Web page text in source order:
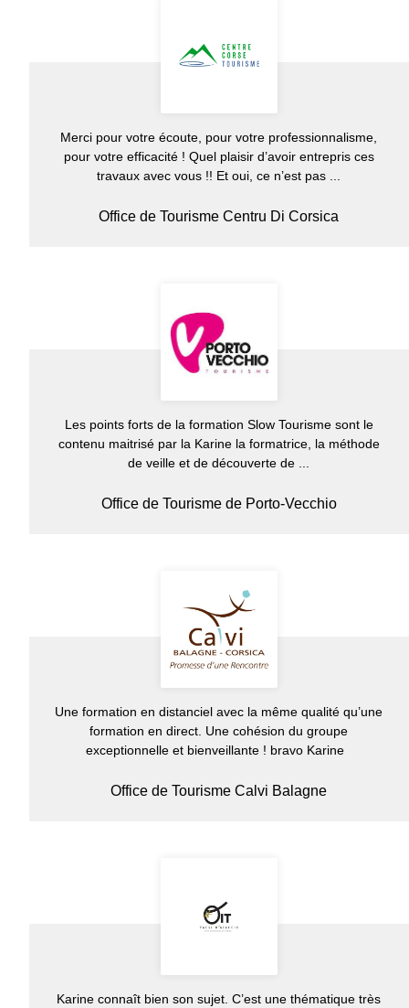
Merci pour votre écoute, pour votre professionnalisme,
pour votre efficacité ! Quel plaisir d’avoir entrepris ces
travaux avec vous !! Et oui, ce n’est pas ...
Office de Tourisme Centru Di Corsica
Les points forts de la formation Slow Tourisme sont le
contenu maitrisé par la Karine la formatrice, la méthode
de veille et de découverte de ...
Office de Tourisme de Porto-Vecchio
Une formation en distanciel avec la même qualité qu’une
formation en direct. Une cohésion du groupe
exceptionnelle et bienveillante ! bravo Karine
Office de Tourisme Calvi Balagne
Karine connaît bien son sujet. C’est une thématique très